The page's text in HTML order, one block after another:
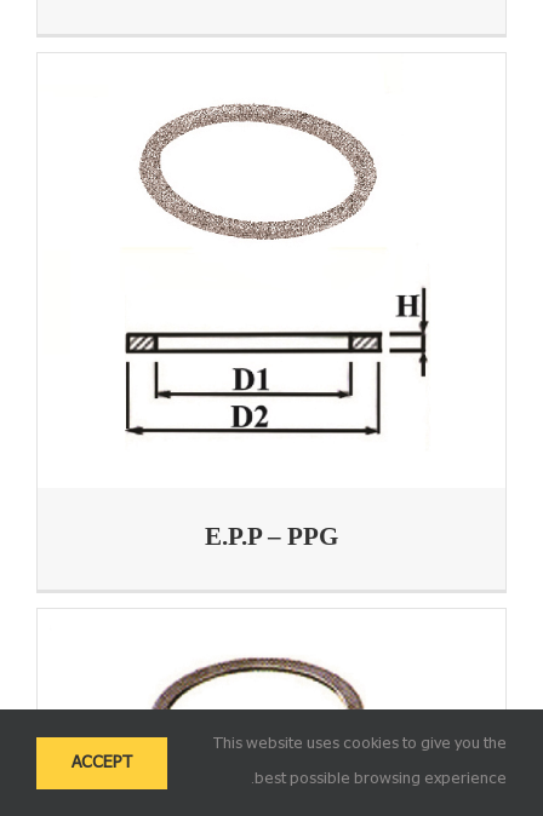
E.P.P – PPG
This website uses cookies to give you the
best possible browsing experience.
ACCEPT